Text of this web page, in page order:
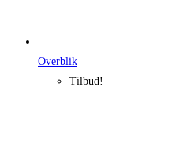
Overblik
Tilbud!